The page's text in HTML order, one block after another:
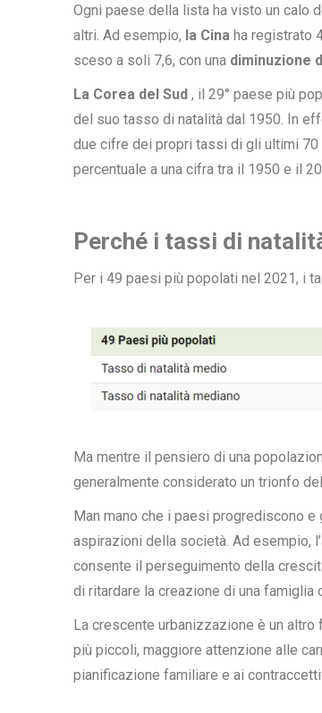
Ogni paese della lista ha visto un calo
altri. Ad esempio, la Cina ha registrato
sceso a soli 7,6, con una diminuzione
La Corea del Sud , il 29° paese più
del suo tasso di natalità dal 1950. In
due cifre dei propri tassi di gli ultimi 70
percentuale a una cifra tra il 1950 e il
Perché i tassi di
Per i 49 paesi più popolati nel 2021, i
Ma mentre il pensiero di una
generalmente considerato un trionfo
Man mano che i paesi progrediscono e
aspirazioni della società. Ad esempio,
consente il perseguimento della
di ritardare la creazione di una famiglia
La crescente urbanizzazione è un altro
più piccoli, maggiore attenzione alle
pianificazione familiare e ai